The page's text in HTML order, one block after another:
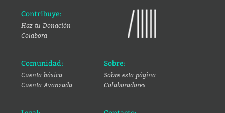
Contribuye:
Haz tu Donación
Colabora
Comunidad:
Cuenta básica
Cuenta Avanzada
Sobre:
Sobre esta página
Colaboradores